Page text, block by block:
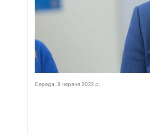
Середа, 8 червня 2022 р.